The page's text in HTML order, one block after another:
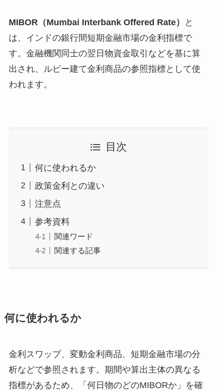
MIBOR（Mumbai Interbank Offered Rate）
と
は、インドの銀行間短期金融市場の金利指標で
す。金融機関同士の翌日物資金取引などを基に算
出され、ルピー建て金利商品の参照指標として使
われます。
目次
何に使われるか
政策金利との違い
注意点
参考資料
関連ワード
関連する記事
何に使われるか
金利スワップ、変動金利商品、短期金融市場の分
析などで参照されます。期間や算出主体の異なる
指標があるため、「何日物のどのMIBORか」を確